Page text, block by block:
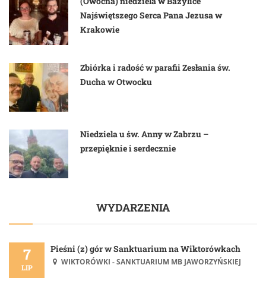
Najświętszego Serca Pana Jezusa w
Krakowie
Zbiórka i radość w parafii Zesłania św.
Ducha w Otwocku
Niedziela u św. Anny w Zabrzu –
przepięknie i serdecznie
WYDARZENIA
7
LIP
Pieśni (z) gór w Sanktuarium na Wiktorówkach
WIKTORÓWKI - SANKTUARIUM MB JAWORZYŃSKIEJ